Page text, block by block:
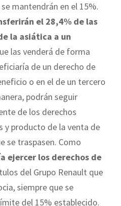
mantendrán en el 15%.
el 28,4% de las
la asiática a un
las venderá de forma
de un derecho de
o en el de un tercero
podrán seguir
de los derechos
y producto de la venta de
se traspasen. Como
ejercer los derechos de
del Grupo Renault que
siempre que se
del 15% establecido.